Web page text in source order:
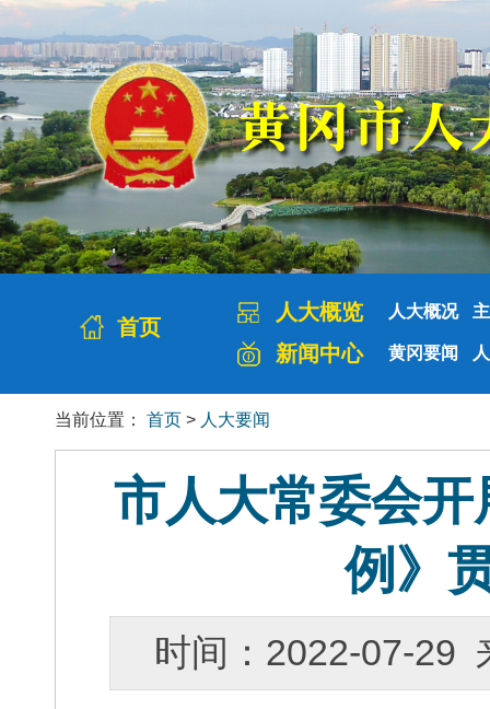
首页
人大概览 人大概况
新闻中心 黄冈要闻
当前位置： 首页 > 人大要闻
市人大常委会
例》
时间：2022-07-